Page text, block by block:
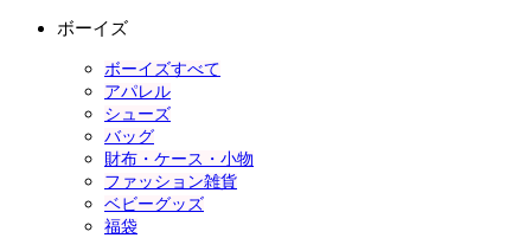
ボーイズ
ボーイズすべて
アパレル
シューズ
バッグ
財布・ケース・小物
ファッション雑貨
ベビーグッズ
福袋